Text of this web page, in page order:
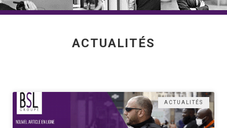
ACTUALITÉS
ACTUALITÉS